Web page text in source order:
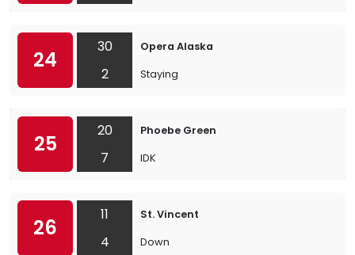
24
30
2
Opera Alaska
Staying
25
20
7
Phoebe Green
IDK
26
11
4
St. Vincent
Down